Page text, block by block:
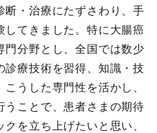
断・治療にたずさわり、手
してきました。特に大腸癌
門分野とし、全国では数少
診療技術を習得、知識・技
うした専門性を活かし、
うことで、患者さまの期待
を立ち上げたいと思い、